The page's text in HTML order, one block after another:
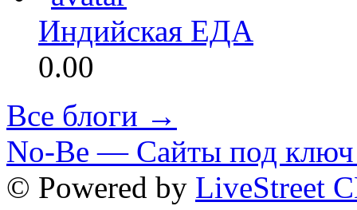
Индийская ЕДА
0.00
Все блоги →
No-Be — Сайты под ключ
© Powered by LiveStreet